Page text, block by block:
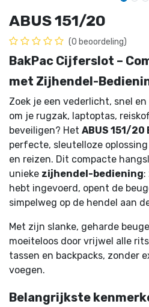
ABUS 151/20
(0 beoordeling)
BakPac Cijferslot –
met Zijhendel-
Zoek je een vederlicht, snel
om je rugzak, laptoptas,
beveiligen? Het ABUS 151/
perfecte, sleutelloze
en reizen. Dit compacte
unieke zijhendel-bediening:
hebt ingevoerd, opent de
simpelweg op de hendel aan
Met zijn slanke, geharde
moeiteloos door vrijwel alle
tassen en backpacks, zonder
voegen.
Belangrijkste